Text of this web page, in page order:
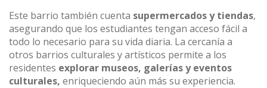
Este barrio también cuenta supermercados y tiendas,
asegurando que los estudiantes tengan acceso fácil a
todo lo necesario para su vida diaria. La cercanía a
otros barrios culturales y artísticos permite a los
residentes explorar museos, galerías y eventos
culturales, enriqueciendo aún más su experiencia.